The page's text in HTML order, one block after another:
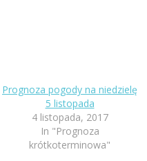
Prognoza pogody na niedzielę
5 listopada
4 listopada, 2017
In "Prognoza
krótkoterminowa"